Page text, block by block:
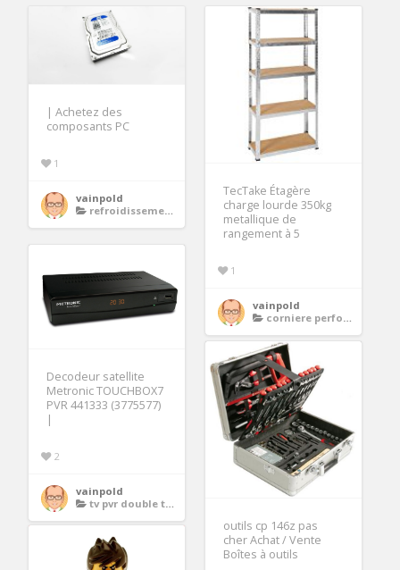
| Achetez des
composants PC
1
vainpold
refroidissement disques durs
TecTake Étagère
charge lourde 350kg
metallique de
rangement à 5
1
vainpold
corniere perforee
Decodeur satellite
Metronic TOUCHBOX7
PVR 441333 (3775577)
|
2
vainpold
tv pvr double tuner
outils cp 146z pas
cher Achat / Vente
Boîtes à outils